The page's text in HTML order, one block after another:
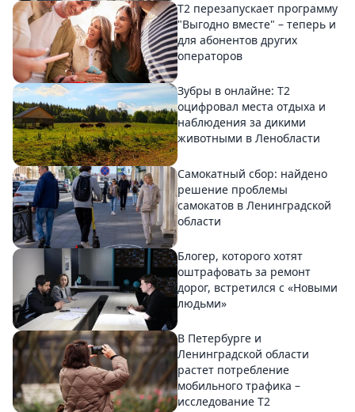
Т2 перезапускает программу
"Выгодно вместе" – теперь и
для абонентов других
операторов
Зубры в онлайне: Т2
оцифровал места отдыха и
наблюдения за дикими
животными в Ленобласти
Самокатный сбор: найдено
решение проблемы
самокатов в Ленинградской
области
Блогер, которого хотят
оштрафовать за ремонт
дорог, встретился с «Новыми
людьми»
В Петербурге и
Ленинградской области
растет потребление
мобильного трафика –
исследование T2